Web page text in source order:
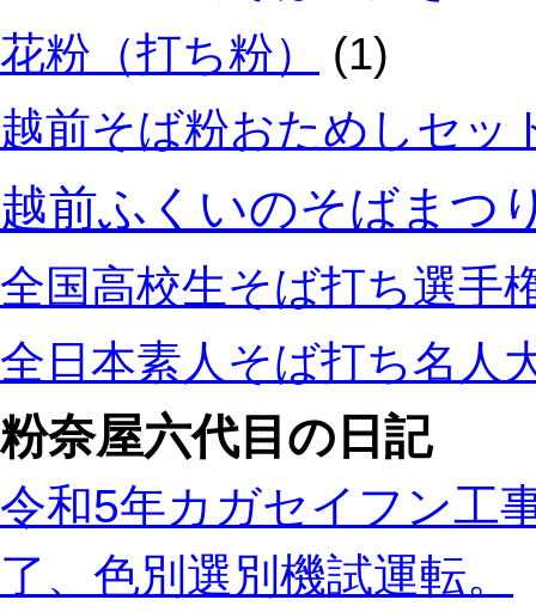
花粉（打ち粉）
(1)
越前そば粉おためしセッ
越前ふくいのそばまつ
全国高校生そば打ち選手
全日本素人そば打ち名人
粉奈屋六代目の日記
令和5年カガセイフン工
了、色別選別機試運転。